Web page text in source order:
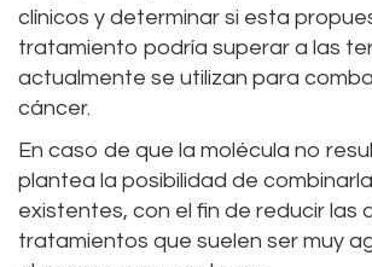
clínicos y determinar si esta
tratamiento podría superar a las
actualmente se utilizan para
cáncer.
En caso de que la molécula no
plantea la posibilidad de
existentes, con el fin de reducir las
tratamientos que suelen ser muy